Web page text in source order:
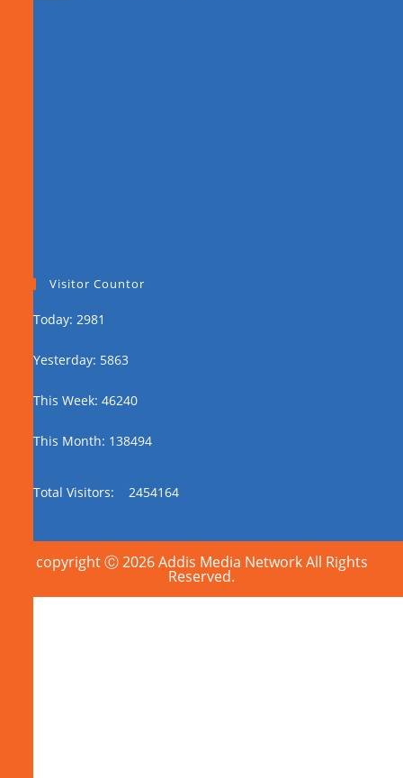
Visitor Countor
Today: 2981
Yesterday: 5863
This Week: 46240
This Month: 138494
Total Visitors: 2454164
copyright Ⓒ 2026 Addis Media Network All Rights
Reserved.